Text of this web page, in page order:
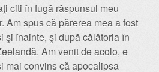
citi în fugă răspunsul meu
Am spus că părerea mea a fost
şi înainte, şi după călătoria în
Am venit de acolo, e
mai convins că apocalipsa